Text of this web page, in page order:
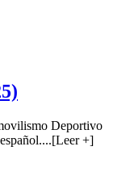
Deportivo
...[Leer +]